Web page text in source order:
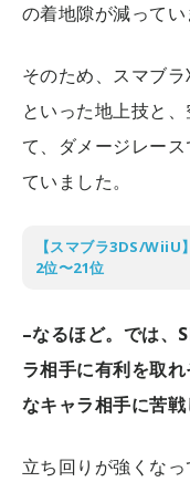
の着地隙が減ってい
そのため、スマブ
といった地上技と
て、ダメージレー
ていました。
【スマブラ3DS/WiiU
2位〜21位
–なるほど。では、
ラ相手に有利を取
なキャラ相手に苦
立ち回りが強くな